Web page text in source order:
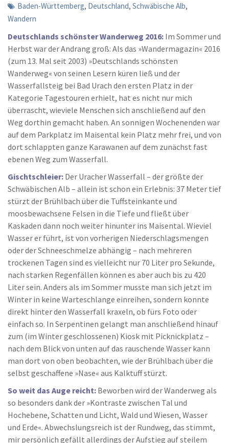
Baden-Württemberg, Deutschland, Schwäbische Alb,
Wandern
Deutschlands schönster Wanderweg 2016: Im Sommer und
Herbst war der Andrang groß: Als das »Wandermagazin« 2016
(zum 13. Mal seit 2003) »Deutschlands schönsten
Wanderweg« von seinen Lesern küren ließ und der
Wasserfallsteig bei Bad Urach den ersten Platz in der
Kategorie Tagestouren erhielt, hat es nicht nur mich
überrascht, wieviele Menschen sich anschließend auf den
Weg dorthin gemacht haben. An sonnigen Wochenenden war
auf dem Parkplatz im Maisental kein Platz mehr frei, und von
dort schlappten ganze Karawanen auf dem zunächst fast
ebenen Weg zum Wasserfall.
Gischtschleier: Der Uracher Wasserfall – der größte der
Schwäbischen Alb – allein ist schon ein Erlebnis: 37 Meter tief
stürzt der Brühlbach über die Tuffsteinkante und
moosbewachsene Felsen in die Tiefe und fließt über
Kaskaden dann noch weiter hinunter ins Maisental. Wieviel
Wasser er führt, ist von vorherigen Niederschlagsmengen
oder der Schneeschmelze abhängig – nach mehreren
trockenen Tagen sind es vielleicht nur 70 Liter pro Sekunde,
nach starken Regenfällen können es aber auch bis zu 420
Liter sein. Anders als im Sommer musste man sich jetzt im
Winter in keine Warteschlange einreihen, sondern konnte
direkt hinter den Wasserfall kraxeln, ob fürs Foto oder
einfach so. In Serpentinen gelangt man anschließend hinauf
zum (im Winter geschlossenen) Kiosk mit Picknickplatz –
nach dem Blick von unten auf das rauschende Wasser kann
man dort von oben beobachten, wie der Brühlbach über die
selbst geschaffene »Nase« aus Kalktuff stürzt.
So weit das Auge reicht: Beworben wird der Wanderweg als
so besonders dank der »Kontraste zwischen Tal und
Hochebene, Schatten und Licht, Wald und Wiesen, Wasser
und Erde«. Abwechslungsreich ist der Rundweg, das stimmt,
mir persönlich gefällt allerdings der Aufstieg auf steilem